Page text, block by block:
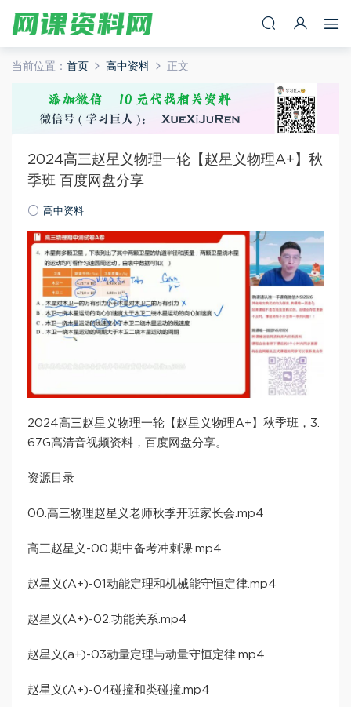
当前位置： 首页 高中资料 正文
2024高三赵星义物理一轮【赵星义物理A+】秋
季班 百度网盘分享
高中资料
2024高三赵星义物理一轮【赵星义物理A+】秋季班，3.
67G高清音视频资料，百度网盘分享。
资源目录
00.高三物理赵星义老师秋季开班家长会.mp4
高三赵星义-00.期中备考冲刺课.mp4
赵星义(A+)-01动能定理和机械能守恒定律.mp4
赵星义(A+)-02.功能关系.mp4
赵星义(a+)-03动量定理与动量守恒定律.mp4
赵星义(A+)-04碰撞和类碰撞.mp4